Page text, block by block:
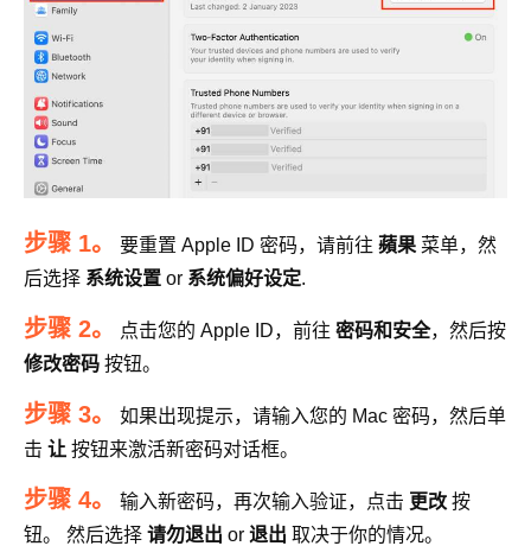
步骤 1。 要重置 Apple ID 密码，请前往 蘋果 菜单，然
后选择 系统设置 or 系统偏好设定.
步骤 2。 点击您的 Apple ID，前往 密码和安全，然后按
修改密码 按钮。
步骤 3。
如果出现提示，请输入您的 Mac 密码，然后单
击 让 按钮来激活新密码对话框。
步骤 4。 输入新密码，再次输入验证，点击 更改 按
钮。 然后选择 请勿退出 or 退出 取决于你的情况。